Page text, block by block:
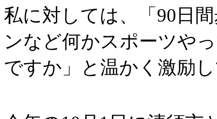
私に対しては、「90日
ンなど何かスポーツや
ですか」と温かく激励